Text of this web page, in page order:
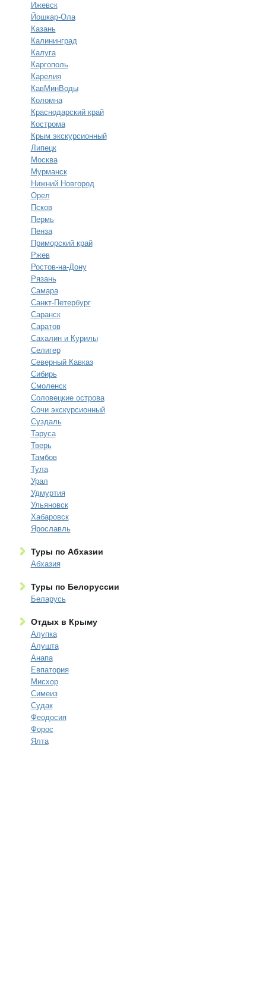
Ижевск
Йошкар-Ола
Казань
Калининград
Калуга
Каргополь
Карелия
КавМинВоды
Коломна
Краснодарский край
Кострома
Крым экскурсионный
Липецк
Москва
Мурманск
Нижний Новгород
Орел
Псков
Пермь
Пенза
Приморский край
Ржев
Ростов-на-Дону
Рязань
Самара
Санкт-Петербург
Саранск
Саратов
Сахалин и Курилы
Селигер
Северный Кавказ
Сибирь
Смоленск
Соловецкие острова
Сочи экскурсионный
Суздаль
Таруса
Тверь
Тамбов
Тула
Урал
Удмуртия
Ульяновск
Хабаровск
Ярославль
Туры по Абхазии
Абхазия
Туры по Белоруссии
Беларусь
Отдых в Крыму
Алупка
Алушта
Анапа
Евпатория
Мисхор
Симеиз
Судак
Феодосия
Форос
Ялта